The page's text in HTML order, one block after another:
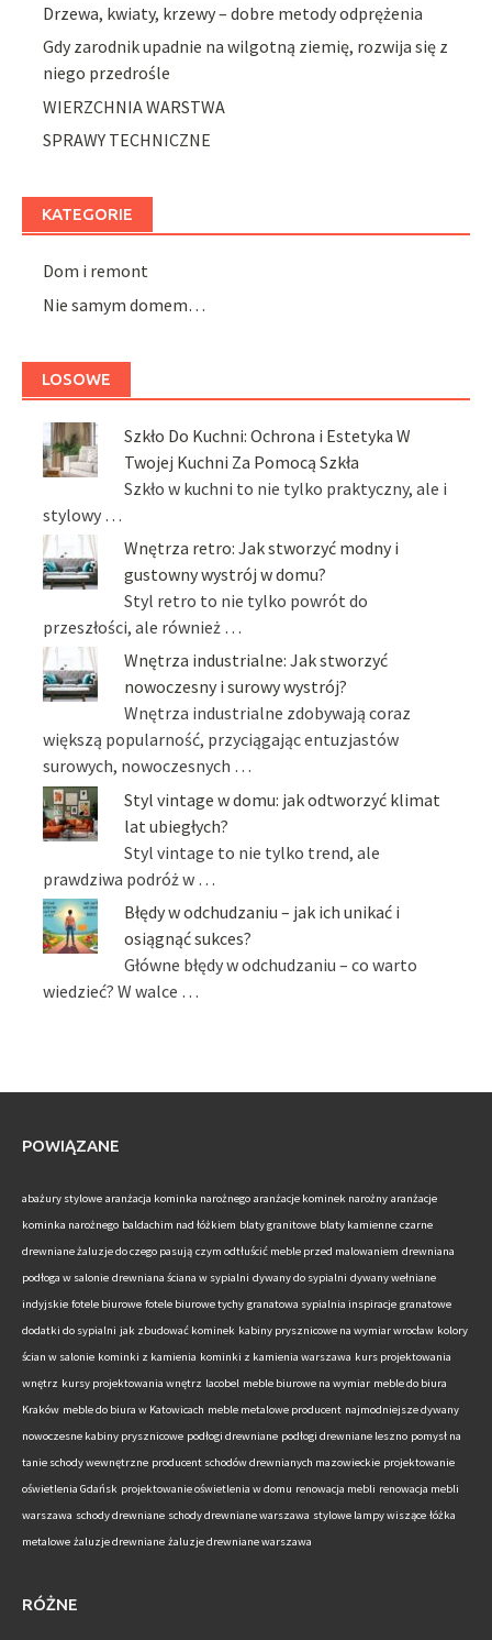
Drzewa, kwiaty, krzewy – dobre metody odprężenia
Gdy zarodnik upadnie na wilgotną ziemię, rozwija się z
niego przedrośle
WIERZCHNIA WARSTWA
SPRAWY TECHNICZNE
KATEGORIE
Dom i remont
Nie samym domem…
LOSOWE
Szkło Do Kuchni: Ochrona i Estetyka W
Twojej Kuchni Za Pomocą Szkła
Szkło w kuchni to nie tylko praktyczny, ale i
stylowy …
Wnętrza retro: Jak stworzyć modny i
gustowny wystrój w domu?
Styl retro to nie tylko powrót do
przeszłości, ale również …
Wnętrza industrialne: Jak stworzyć
nowoczesny i surowy wystrój?
Wnętrza industrialne zdobywają coraz
większą popularność, przyciągając entuzjastów
surowych, nowoczesnych …
Styl vintage w domu: jak odtworzyć klimat
lat ubiegłych?
Styl vintage to nie tylko trend, ale
prawdziwa podróż w …
Błędy w odchudzaniu – jak ich unikać i
osiągnąć sukces?
Główne błędy w odchudzaniu – co warto
wiedzieć? W walce …
POWIĄZANE
abażury stylowe aranżacja kominka narożnego aranżacje kominek narożny aranżacje
kominka narożnego baldachim nad łóżkiem blaty granitowe blaty kamienne czarne
drewniane żaluzje do czego pasują czym odtłuścić meble przed malowaniem drewniana
podłoga w salonie drewniana ściana w sypialni dywany do sypialni dywany wełniane
indyjskie fotele biurowe fotele biurowe tychy granatowa sypialnia inspiracje granatowe
dodatki do sypialni jak zbudować kominek kabiny prysznicowe na wymiar wrocław kolory
ścian w salonie kominki z kamienia kominki z kamienia warszawa kurs projektowania
wnętrz kursy projektowania wnętrz lacobel meble biurowe na wymiar meble do biura
Kraków meble do biura w Katowicach meble metalowe producent najmodniejsze dywany
nowoczesne kabiny prysznicowe podłogi drewniane podłogi drewniane leszno pomysł na
tanie schody wewnętrzne producent schodów drewnianych mazowieckie projektowanie
oświetlenia Gdańsk projektowanie oświetlenia w domu renowacja mebli renowacja mebli
warszawa schody drewniane schody drewniane warszawa stylowe lampy wiszące łóżka
metalowe żaluzje drewniane żaluzje drewniane warszawa
RÓŻNE